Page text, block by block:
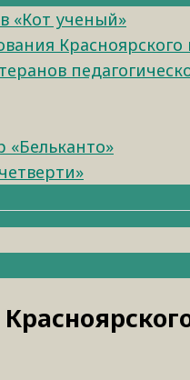
«Кот ученый»
Красноярского